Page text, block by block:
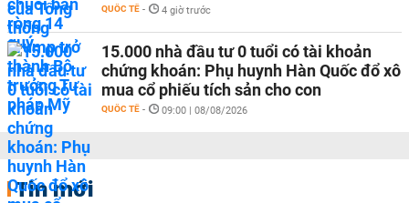
QUỐC TẾ - 4 giờ trước
15.000 nhà đầu tư 0 tuổi có tài khoản
chứng khoán: Phụ huynh Hàn Quốc đổ xô
mua cổ phiếu tích sản cho con
QUỐC TẾ - 09:00 | 08/08/2026
Tin mới